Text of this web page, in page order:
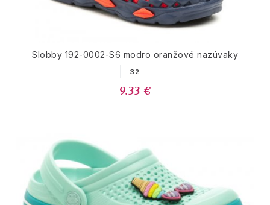
Slobby 192-0002-S6 modro oranžové nazúvaky
32
9.33 €